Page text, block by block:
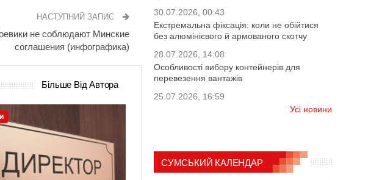
НАСТУПНИЙ ЗАПИС
не соблюдают Минские
соглашения (инфографика)
Більше Від Автора
30.07.2026, 00:43
Екстремальна фіксація: коли не обійтися
без алюмінієвого й армованого скотчу
28.07.2026, 14:08
Особливості вибору контейнерів для
перевезення вантажів
25.07.2026, 16:59
Усі новини
СУМСЬКИЙ КАЛЕНДАР